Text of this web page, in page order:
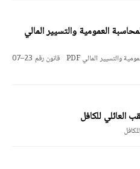
المحاسبة العمومية والتسيير المالي
قانون رقم 23-07، يتعلق بقواعد المحاسبة العمومية والتسيير المالي PDF قانون رقم 23–07
العائلي للكافل